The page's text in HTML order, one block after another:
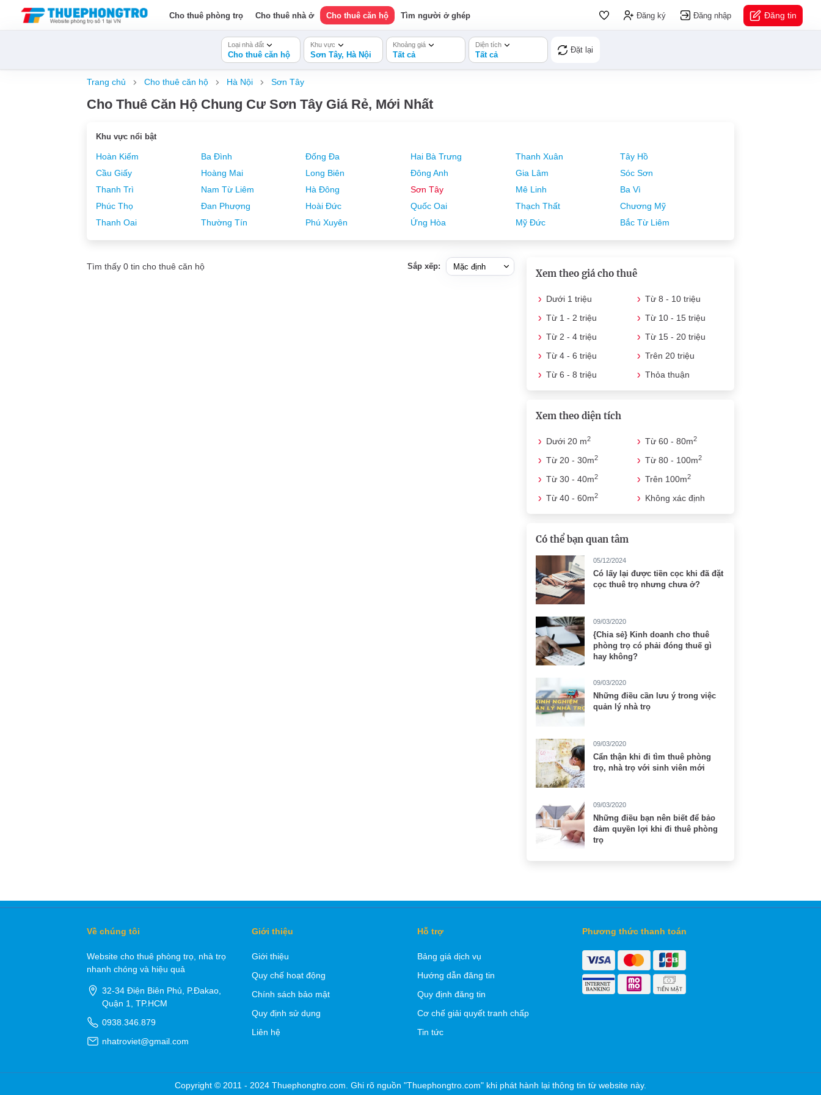
Cho thuê phòng trọ Cho thuê nhà ở Cho thuê căn hộ Tìm người ở ghép Đăng ký Đăng nhập Đăng tin
Loại nhà đất
Cho thuê căn hộ
Khu vực
Sơn Tây, Hà Nội
Khoảng giá
Tất cả
Diện tích
Tất cả
Đặt lại
Trang chủ Cho thuê căn hộ Hà Nội Sơn Tây
Cho Thuê Căn Hộ Chung Cư Sơn Tây Giá Rẻ, Mới Nhất
Khu vực nổi bật
Hoàn Kiếm Ba Đình Đống Đa Hai Bà Trưng Thanh Xuân
Tây Hồ
Cầu Giấy
Hoàng Mai Long Biên Đông Anh Gia Lâm
Sóc Sơn
Thanh Trì
Nam Từ Liêm Hà Đông Sơn Tây Mê Linh
Ba Vì
Phúc Thọ
Đan Phượng Hoài Đức Quốc Oai Thạch Thất
Chương Mỹ
Thanh Oai
Thường Tín Phú Xuyên Ứng Hòa Mỹ Đức Bắc Từ Liêm
Tìm thấy 0 tin cho thuê căn hộ Sắp xếp:
Xem theo giá cho thuê
Dưới 1 triệu
Từ 1 - 2 triệu
Từ 2 - 4 triệu
Từ 4 - 6 triệu
Từ 6 - 8 triệu
Từ 8 - 10 triệu
Từ 10 - 15 triệu
Từ 15 - 20 triệu
Trên 20 triệu
Thỏa thuận
Xem theo diện tích
Dưới 20 m2
Từ 20 - 30m2
Từ 30 - 40m2
Từ 40 - 60m2
Từ 60 - 80m2
Từ 80 - 100m2
Trên 100m2
Không xác định
Có thể bạn quan tâm
05/12/2024
Có lấy lại được tiền cọc khi đã đặt
cọc thuê trọ nhưng chưa ở?
09/03/2020
{Chia sẻ} Kinh doanh cho thuê
phòng trọ có phải đóng thuế gì
hay không?
09/03/2020
Những điều cần lưu ý trong việc
quản lý nhà trọ
09/03/2020
Cẩn thận khi đi tìm thuê phòng
trọ, nhà trọ với sinh viên mới
09/03/2020
Những điều bạn nên biết để bảo
đảm quyền lợi khi đi thuê phòng
trọ
Về chúng tôi
Website cho thuê phòng trọ, nhà trọ
nhanh chóng và hiệu quả
32-34 Điện Biên Phủ, P.Đakao,
Quận 1, TP.HCM
0938.346.879
nhatroviet@gmail.com
Giới thiệu
Giới thiệu
Quy chế hoạt động
Chính sách bảo mật
Quy định sử dụng
Liên hệ
Hỗ trợ
Bảng giá dịch vụ
Hướng dẫn đăng tin
Quy định đăng tin
Cơ chế giải quyết tranh chấp
Tin tức
Phương thức thanh toán
Copyright © 2011 - 2024 Thuephongtro.com. Ghi rõ nguồn "Thuephongtro.com" khi phát hành lại thông tin từ website này.